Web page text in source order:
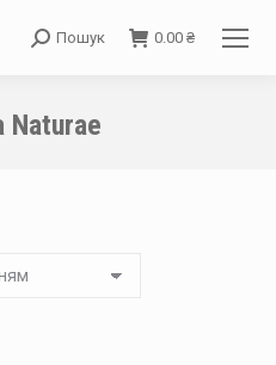
Search:
Пошук 0.00 ₴
Naturae